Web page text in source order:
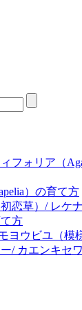
フォリア（
）の育て方
恋草）/ レケ
方
ヨウビユ（模
/ カエンキセ